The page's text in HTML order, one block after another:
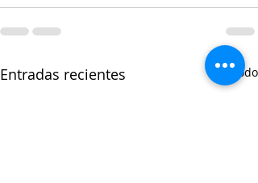
Entradas recientes Ver todo